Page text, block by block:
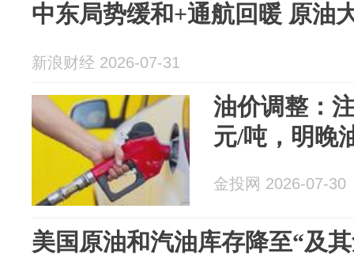
中东局势缓和+通航回暖 原油
新浪财经 2026-07-31
油价调整：
元/吨，明晚
金投网 2026-07-30
美国原油和汽油库存降至“及